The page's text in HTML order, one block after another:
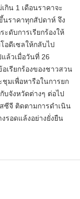
กิน 1 เดือนราคาจะ
ราคาทุกสัปดาห์ จึง
ดับการเรียกร้องให้
อดีเซลให้กลับไป
ล้วเมื่อวันที่ 26
เรียกร้องของชาวสวน
มเพื่อหารือในการยก
บจังหวัดต่างๆ ต่อไป
ซีจี ติดตามการดำเนิน
รอดแล้งอย่างยั่งยืน